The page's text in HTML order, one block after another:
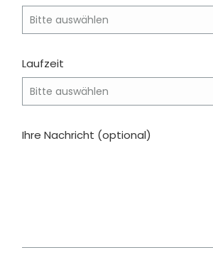
Laufzeit
Ihre Nachricht (optional)